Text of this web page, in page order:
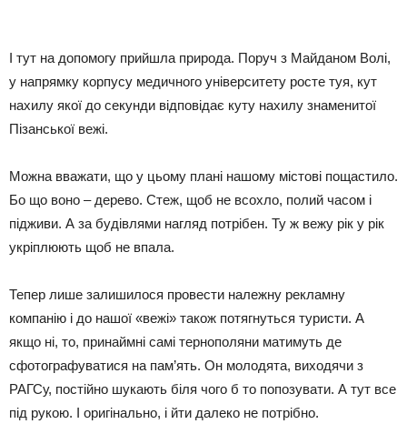
І тут на допомогу прийшла природа. Поруч з Майданом Волі,
у напрямку корпусу медичного університету росте туя, кут
нахилу якої до секунди відповідає куту нахилу знаменитої
Пізанської вежі.
Можна вважати, що у цьому плані нашому містові пощастило.
Бо що воно – дерево. Стеж, щоб не всохло, полий часом і
підживи. А за будівлями нагляд потрібен. Ту ж вежу рік у рік
укріплюють щоб не впала.
Тепер лише залишилося провести належну рекламну
компанію і до нашої «вежі» також потягнуться туристи. А
якщо ні, то, принаймні самі тернополяни матимуть де
сфотографуватися на пам’ять. Он молодята, виходячи з
РАГСу, постійно шукають біля чого б то попозувати. А тут все
під рукою. І оригінально, і йти далеко не потрібно.